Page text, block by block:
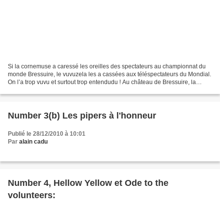
Si la cornemuse a caressé les oreilles des spectateurs au championnat du
monde Bressuire, le vuvuzela les a cassées aux téléspectateurs du Mondial.
On l’a trop vuvu et surtout trop entendudu ! Au château de Bressuire, la
Number 3(b) Les pipers à l'honneur
Publié le 28/12/2010 à 10:01
Par alain cadu
Number 4, Hellow Yellow et Ode to the
volunteers: